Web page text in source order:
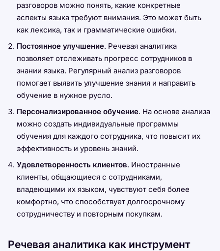
разговоров можно понять, какие конкретные
аспекты языка требуют внимания. Это может быть
как лексика, так и грамматические ошибки.
Постоянное улучшение. Речевая аналитика
позволяет отслеживать прогресс сотрудников в
знании языка. Регулярный анализ разговоров
помогает выявить улучшение знания и направить
обучение в нужное русло.
Персонализированное обучение. На основе анализа
можно создать индивидуальные программы
обучения для каждого сотрудника, что повысит их
эффективность и уровень знаний.
Удовлетворенность клиентов. Иностранные
клиенты, общающиеся с сотрудниками,
владеющими их языком, чувствуют себя более
комфортно, что способствует долгосрочному
сотрудничеству и повторным покупкам.
Речевая аналитика как инструмент